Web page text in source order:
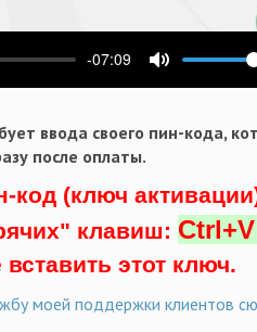
-07:09
Выключить
ввода своего пин-кода,
после оплаты.
код (ключ
клавиш: Ctrl+V
этот ключ.
моей поддержки клиентов